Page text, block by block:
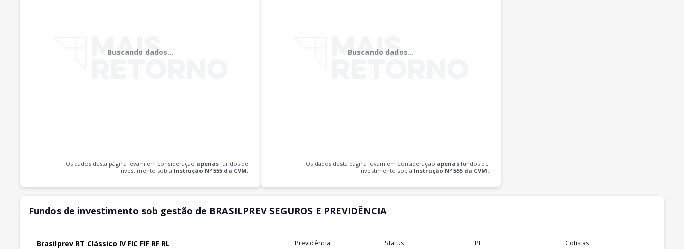
Buscando dados...
Os dados desta página levam em consideração apenas fundos de
investimento sob a Instrução Nº 555 da CVM.
Buscando dados...
Os dados desta página levam em consideração apenas fundos de
investimento sob a Instrução Nº 555 da CVM.
Fundos de investimento sob gestão de BRASILPREV SEGUROS E PREVIDÊNCIA
Brasilprev RT Clássico IV FIC FIF RF RL Previdência Status PL Cotistas